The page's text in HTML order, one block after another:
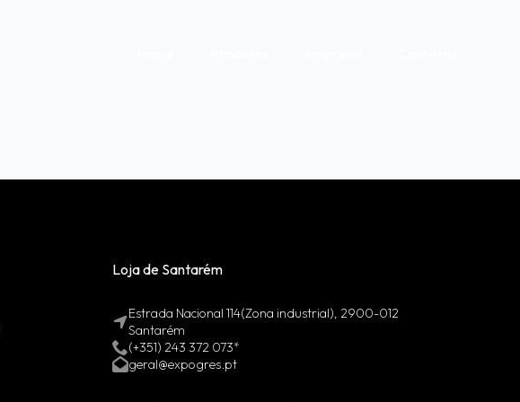
Loja de Santarém
Estrada Nacional 114(Zona industrial), 2900-012
Santarém
(+351) 243 372 073*
geral@expogres.pt